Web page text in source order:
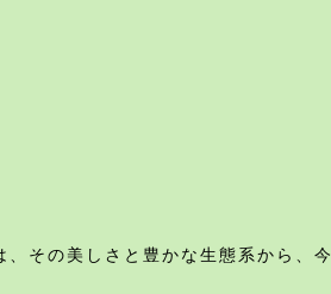
その美しさと豊かな生態系から、今